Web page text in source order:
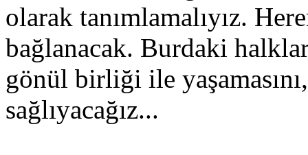
olarak tanımlamalıyız.
bağlanacak. Burdaki
gönül birliği ile
sağlıyacağız...